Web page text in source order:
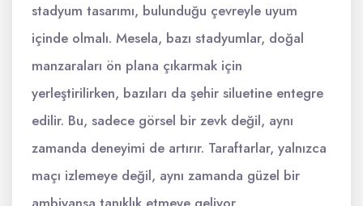
stadyum tasarımı, bulunduğu çevreyle uyum
içinde olmalı. Mesela, bazı stadyumlar, doğal
manzaraları ön plana çıkarmak için
yerleştirilirken, bazıları da şehir siluetine entegre
edilir. Bu, sadece görsel bir zevk değil, aynı
zamanda deneyimi de artırır. Taraftarlar, yalnızca
maçı izlemeye değil, aynı zamanda güzel bir